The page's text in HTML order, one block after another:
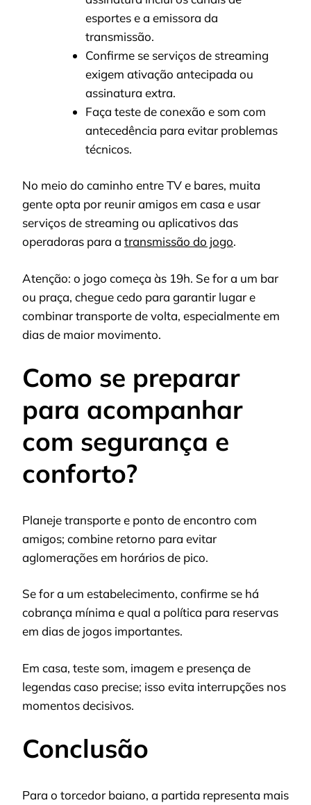
esportes e a emissora da
transmissão.
Confirme se serviços de streaming
exigem ativação antecipada ou
assinatura extra.
Faça teste de conexão e som com
antecedência para evitar problemas
técnicos.
No meio do caminho entre TV e bares, muita
gente opta por reunir amigos em casa e usar
serviços de streaming ou aplicativos das
operadoras para a transmissão do jogo.
Atenção: o jogo começa às 19h. Se for a um bar
ou praça, chegue cedo para garantir lugar e
combinar transporte de volta, especialmente em
dias de maior movimento.
Como se preparar
para acompanhar
com segurança e
conforto?
Planeje transporte e ponto de encontro com
amigos; combine retorno para evitar
aglomerações em horários de pico.
Se for a um estabelecimento, confirme se há
cobrança mínima e qual a política para reservas
em dias de jogos importantes.
Em casa, teste som, imagem e presença de
legendas caso precise; isso evita interrupções nos
momentos decisivos.
Conclusão
Para o torcedor baiano, a partida representa mais